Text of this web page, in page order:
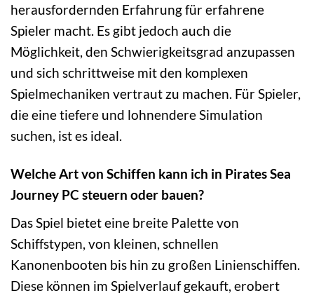
herausfordernden Erfahrung für erfahrene
Spieler macht. Es gibt jedoch auch die
Möglichkeit, den Schwierigkeitsgrad anzupassen
und sich schrittweise mit den komplexen
Spielmechaniken vertraut zu machen. Für Spieler,
die eine tiefere und lohnendere Simulation
suchen, ist es ideal.
Welche Art von Schiffen kann ich in Pirates Sea
Journey PC steuern oder bauen?
Das Spiel bietet eine breite Palette von
Schiffstypen, von kleinen, schnellen
Kanonenbooten bis hin zu großen Linienschiffen.
Diese können im Spielverlauf gekauft, erobert